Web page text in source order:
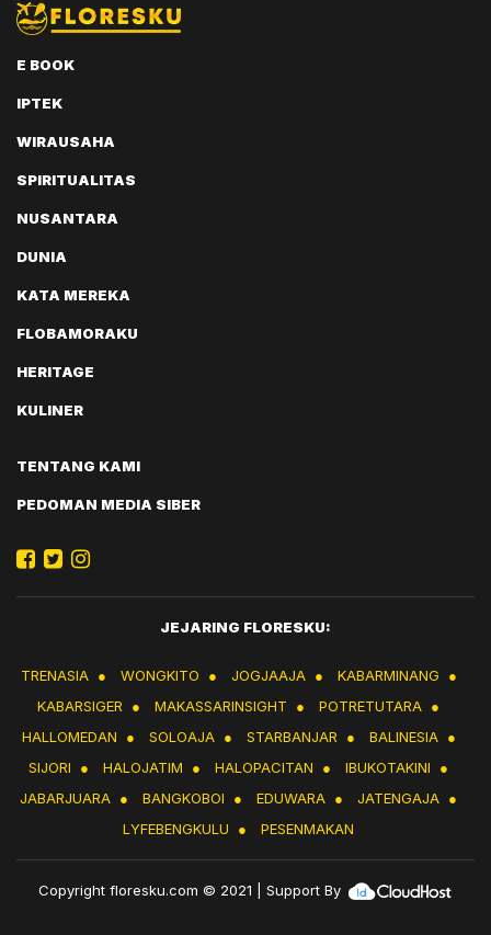
E BOOK
IPTEK
WIRAUSAHA
SPIRITUALITAS
NUSANTARA
DUNIA
KATA MEREKA
FLOBAMORAKU
HERITAGE
KULINER
TENTANG KAMI
PEDOMAN MEDIA SIBER
JEJARING FLORESKU:
TRENASIA ● WONGKITO ● JOGJAAJA ● KABARMINANG
●
KABARSIGER ● MAKASSARINSIGHT ● POTRETUTARA ●
HALLOMEDAN
● SOLOAJA ● STARBANJAR ● BALINESIA ●
SIJORI
● HALOJATIM ● HALOPACITAN ● IBUKOTAKINI
●
JABARJUARA ● BANGKOBOI ● EDUWARA ● JATENGAJA ●
LYFEBENGKULU
● PESENMAKAN
Copyrightfloresku.com © 2021 | Support By